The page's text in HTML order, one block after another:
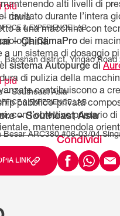
più
– China
& EXPERIENCE LAB
– China
Baoshan district, Yingao
più
– Southeast Asia
& EXPERIENCE LAB
– Southeast Asia
Besar ARC380 #06-03/04
più
alti livelli di
risultato durante l’intera
a una macchina con
ClimaPro dei
un sistema di dosaggio
sistema Autopurge di
di pulizia della
contribuiscono a
pubblico-privata
con l’obiettivo primario
mantenendola
Condividi
LINK